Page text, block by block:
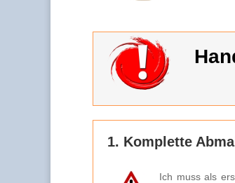
1. Komplette
Ich muss als